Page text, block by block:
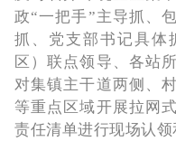
政“一把手”主导抓、
抓、党支部书记具体
区）联点领导、各站
对集镇主干道两侧、
等重点区域开展拉网
责任清单进行现场认领